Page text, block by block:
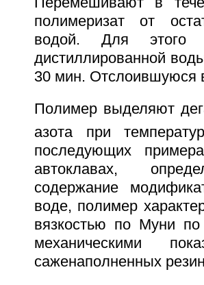
полимеризат от
водой. Для
дистиллированной
30 мин. Отслоившуюся
Полимер выделяют
азота при
последующих
автоклавах,
содержание
воде, полимер
вязкостью по Муни
механическими
саженаполненных